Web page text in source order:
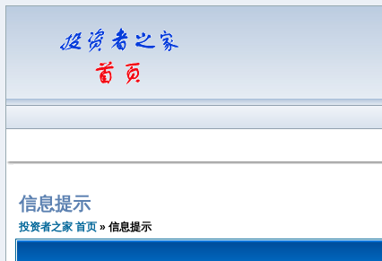
信息提示
投资者之家 首页 » 信息提示